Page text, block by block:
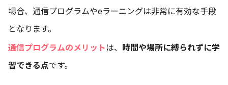
場合、通信プログラムやeラーニングは非常に有効な手段
となります。
通信プログラムのメリットは、 時間や場所に縛られずに学
習できる点です。